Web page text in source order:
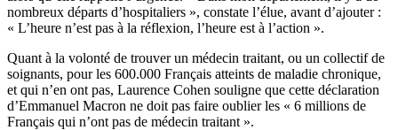
nombreux départs d’hospitaliers », constate l’élue, avant d’ajouter :
« L’heure n’est pas à la réflexion, l’heure est à l’action ».
Quant à la volonté de trouver un médecin traitant, ou un collectif de
soignants, pour les 600.000 Français atteints de maladie chronique,
et qui n’en ont pas, Laurence Cohen souligne que cette déclaration
d’Emmanuel Macron ne doit pas faire oublier les « 6 millions de
Français qui n’ont pas de médecin traitant ».